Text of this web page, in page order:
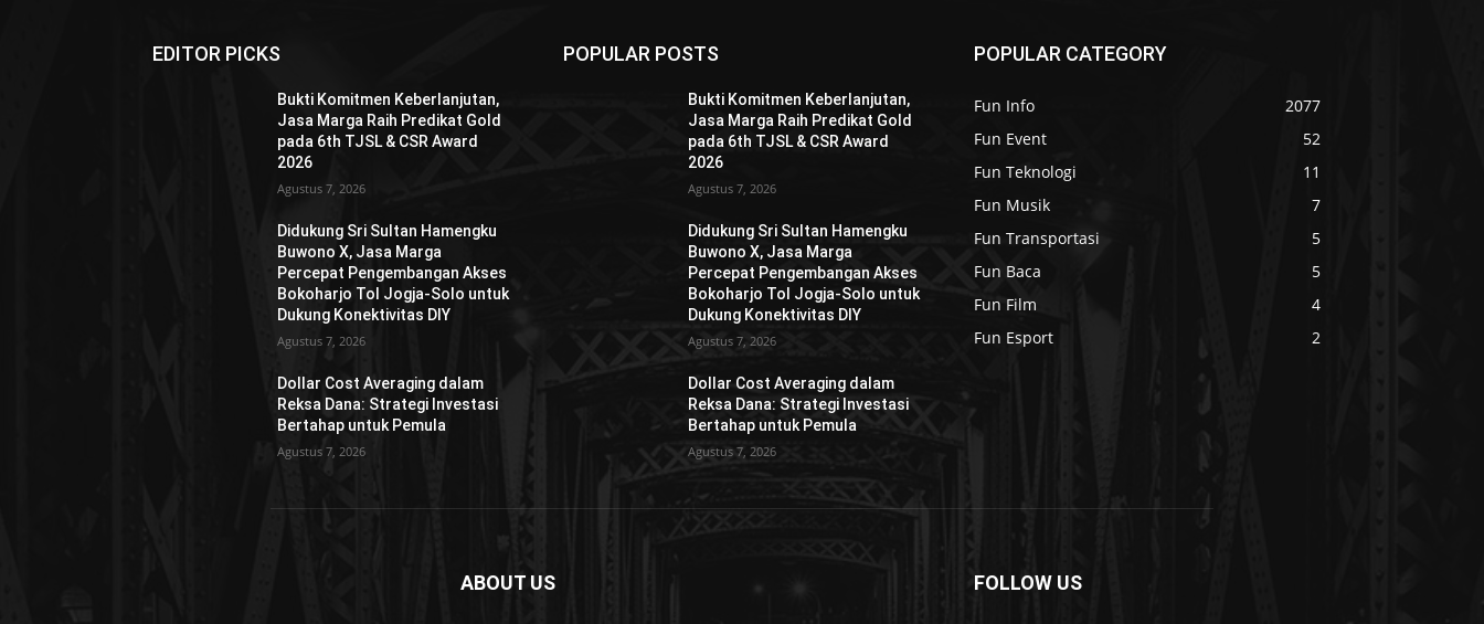
EDITOR PICKS
Bukti Komitmen Keberlanjutan,
Jasa Marga Raih Predikat Gold
pada 6th TJSL & CSR Award
2026
Agustus 7, 2026
Didukung Sri Sultan Hamengku
Buwono X, Jasa Marga
Percepat Pengembangan Akses
Bokoharjo Tol Jogja-Solo untuk
Dukung Konektivitas DIY
Agustus 7, 2026
Dollar Cost Averaging dalam
Reksa Dana: Strategi Investasi
Bertahap untuk Pemula
Agustus 7, 2026
POPULAR POSTS
Bukti Komitmen Keberlanjutan,
Jasa Marga Raih Predikat Gold
pada 6th TJSL & CSR Award
2026
Agustus 7, 2026
Didukung Sri Sultan Hamengku
Buwono X, Jasa Marga
Percepat Pengembangan Akses
Bokoharjo Tol Jogja-Solo untuk
Dukung Konektivitas DIY
Agustus 7, 2026
Dollar Cost Averaging dalam
Reksa Dana: Strategi Investasi
Bertahap untuk Pemula
Agustus 7, 2026
POPULAR CATEGORY
Fun Info
2077
Fun Event
52
Fun Teknologi
11
Fun Musik
7
Fun Transportasi
5
Fun Baca
5
Fun Film
4
Fun Esport
2
ABOUT US FOLLOW US